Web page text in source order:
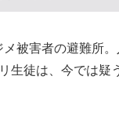
メ被害者の避難所
生徒は、今では疑